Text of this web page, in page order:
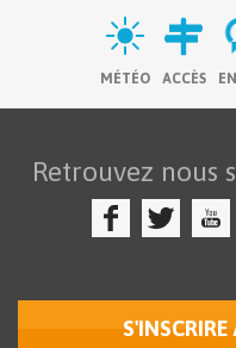
MÉTÉO ACCÈS
Retrouvez nous